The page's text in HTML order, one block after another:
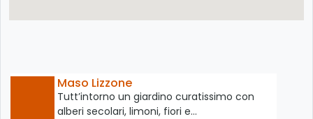
Maso Lizzone
Tutt’intorno un giardino curatissimo con
alberi secolari, limoni, fiori e…